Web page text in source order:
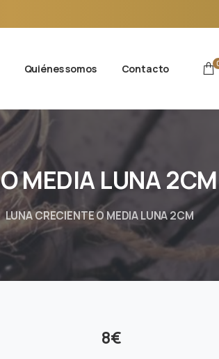
Quiénes somos Contacto
OMEDIALUNA2CM
LUNA CRECIENTE O MEDIA LUNA 2CM
8€